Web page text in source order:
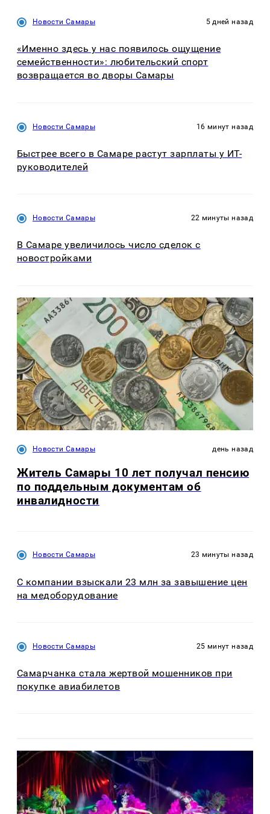
Новости Самары 5 дней назад
«Именно здесь у нас появилось ощущение
семейственности»: любительский спорт
возвращается во дворы Самары
Новости Самары 16 минут назад
Быстрее всего в Самаре растут зарплаты у ИТ-
руководителей
Новости Самары 22 минуты назад
В Самаре увеличилось число сделок с
новостройками
Новости Самары день назад
Житель Самары 10 лет получал пенсию
по поддельным документам об
инвалидности
Новости Самары 23 минуты назад
С компании взыскали 23 млн за завышение цен
на медоборудование
Новости Самары 25 минут назад
Самарчанка стала жертвой мошенников при
покупке авиабилетов